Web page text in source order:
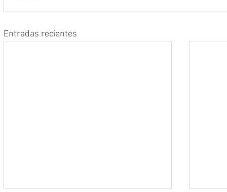
Entradas recientes